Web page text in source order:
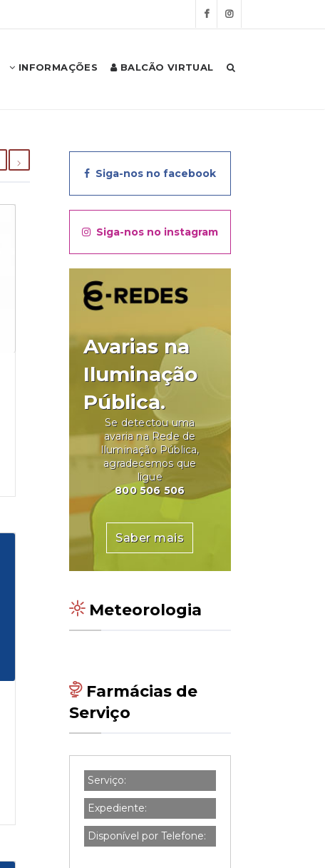
INFORMAÇÕES BALCÃO VIRTUAL
Siga-nos no facebook
Siga-nos no instagram
Avarias na
Iluminação
Pública.
Se detectou uma
avaria na Rede de
Iluminação Pública,
agradecemos que
ligue
800 506 506
Saber mais
Meteorologia
Farmácias de
Serviço
Serviço:
Expediente:
Disponível por Telefone: